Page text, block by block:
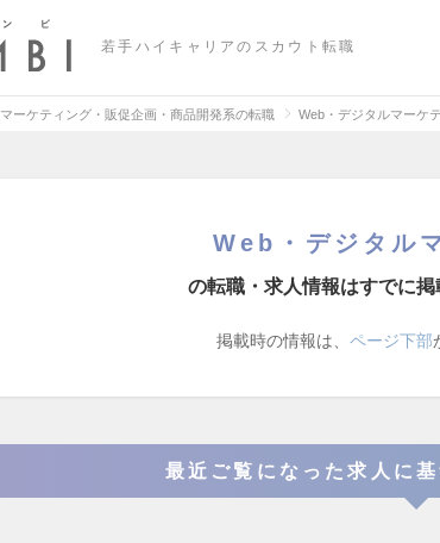
若手ハイキャリアのスカウト転職
マーケティング・販促企画・商品開発系の転職 Web・デジタルマーケ
Web・デジタル
の転職・求人情報はすでに掲
掲載時の情報は、 ページ下部
最近ご覧になった求人に